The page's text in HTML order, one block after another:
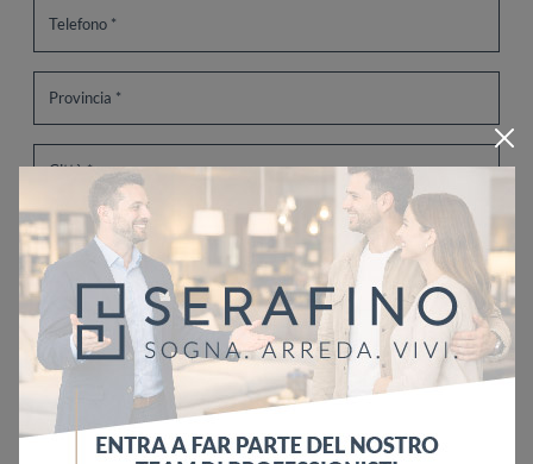
Ho letto l'informativa sullaPrivacy Policy
Invia